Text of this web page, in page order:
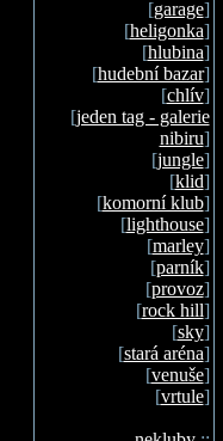
[garage]
[heligonka]
[hlubina]
[hudební bazar]
[chlív]
[jeden tag - galerie
nibiru]
[jungle]
[klid]
[komorní klub]
[lighthouse]
[marley]
[parník]
[provoz]
[rock hill]
[sky]
[stará aréna]
[venuše]
[vrtule]